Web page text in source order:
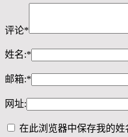
评论*
姓名:*
邮箱:*
网址:
在此浏览器中保存我的姓